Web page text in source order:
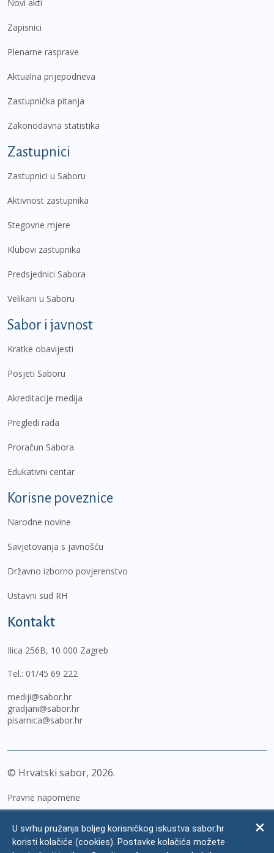
Novi akti
Zapisnici
Plenarne rasprave
Aktualna prijepodneva
Zastupnička pitanja
Zakonodavna statistika
Zastupnici
Zastupnici u Saboru
Aktivnost zastupnika
Stegovne mjere
Klubovi zastupnika
Predsjednici Sabora
Velikani u Saboru
Sabor i javnost
Kratke obavijesti
Posjeti Saboru
Akreditacije medija
Pregledi rada
Proračun Sabora
Edukativni centar
Korisne poveznice
Narodne novine
Savjetovanja s javnošću
Državno izborno povjerenstvo
Ustavni sud RH
Kontakt
Ilica 256B, 10 000 Zagreb
Tel.: 01/45 69 222
mediji@sabor.hr
gradjani@sabor.hr
pisarnica@sabor.hr
© Hrvatski sabor, 2026
Pravne napomene
Zaštita osobnih podataka
U svrhu pružanja boljeg korisničkog iskustva sabor.hr
koristi kolačiće (cookies). Postavke kolačića možete